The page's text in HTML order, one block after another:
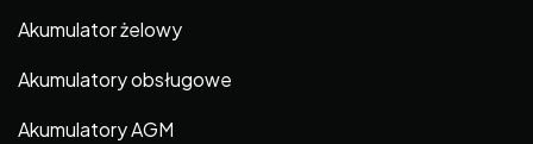
Akumulator żelowy
Akumulatory obsługowe
Akumulatory AGM